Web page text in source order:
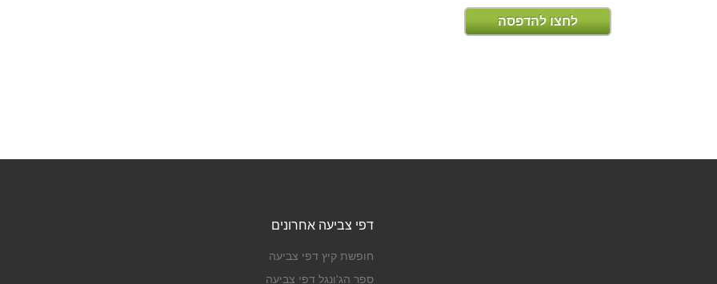
לחצו להדפסה
דפי צביעה אחרונים
חופשת קיץ דפי צביעה
ספר הג'ונגל דפי צביעה